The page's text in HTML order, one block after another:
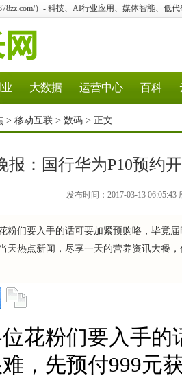
）- 科技、AI行业应用、媒体智能、低
大数据 运营中心 百科
> 移动互联 > 数码 > 正文
报：国行华为P10预约
发布时间：2017-03-13
粉们要入手的话可要加紧预购咯，毕竟
天热点新闻，尽享一天的营养资讯大餐
花粉们要入手
，先预付999元